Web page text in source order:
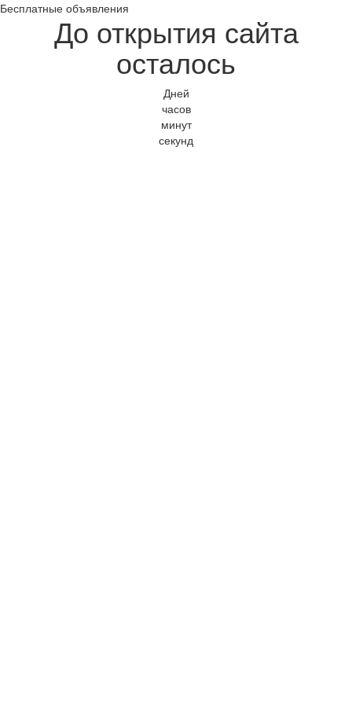
Бесплатные объявления
До открытия сайта
осталось
Дней
часов
минут
секунд